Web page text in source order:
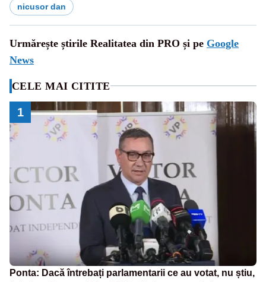
nicusor dan
Urmărește știrile Realitatea din PRO și pe Google
News
CELE MAI CITITE
1
Ponta: Dacă întrebați parlamentarii ce au votat, nu știu,